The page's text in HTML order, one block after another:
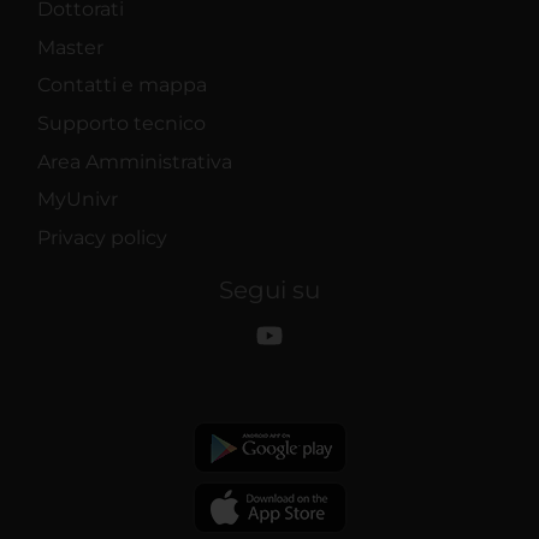
Dottorati
Master
Contatti e mappa
Supporto tecnico
Area Amministrativa
MyUnivr
Privacy policy
Segui su